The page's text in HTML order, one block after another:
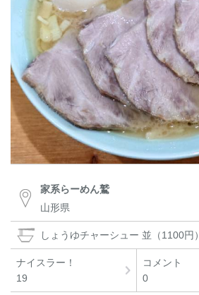
家系らーめん鷲
山形県
しょうゆチャーシュー 並（1100円）
ナイスラー！
19
コメント
0